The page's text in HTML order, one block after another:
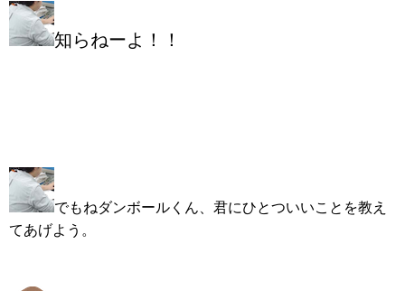
知らねーよ！！
でもねダンボールくん、君にひとついいことを教え
てあげよう。